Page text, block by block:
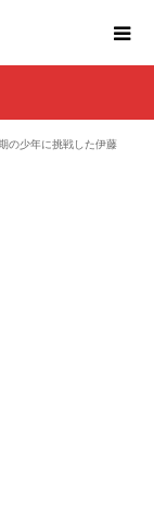
の少年に挑戦した伊藤